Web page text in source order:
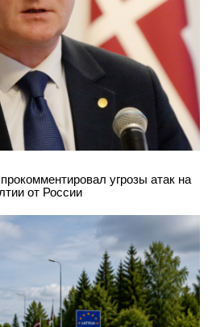
угрозы атак на
от России